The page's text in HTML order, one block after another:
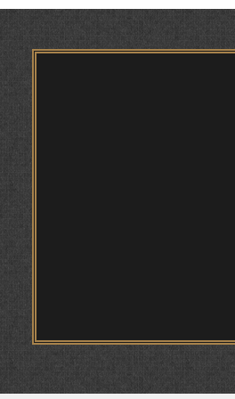
ҶУҒРОФИИ ВАРЗОБ (ДАР
ЗАБОНҲОИ ШАРҚИИ
САЙФИДДИН
ПРЕДПОСЫЛКИ
ФИЛОЛОГИЧЕСКОГО